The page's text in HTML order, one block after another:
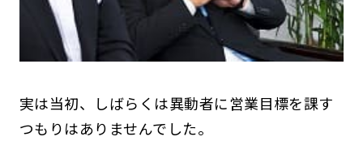
実は当初、しばらくは異動者に営業目標を課す
つもりはありませんでした。